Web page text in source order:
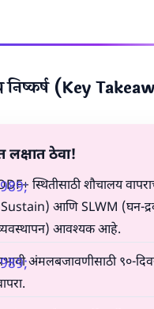
निष्कर्ष (Key
लक्षात ठेवा!
स्थितीसाठी शौचालय
आणि SLWM (घन-
आवश्यक आहे.
अंमलबजावणीसाठी ९०-